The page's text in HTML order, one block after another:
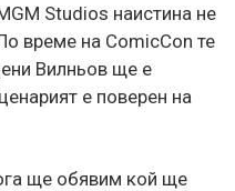
Studios наистина не
време на ComicCon те
Вилньов ще е
е поверен на
ще обявим кой ще